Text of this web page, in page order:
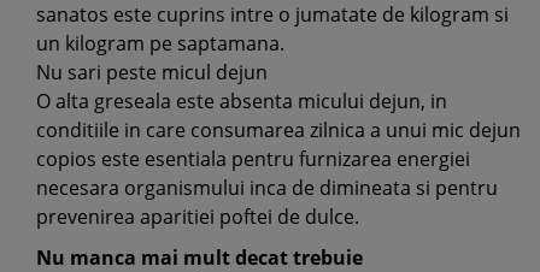
sanatos este cuprins intre o jumatate de kilogram si
un kilogram pe saptamana.
Nu sari peste micul dejun
O alta greseala este absenta micului dejun, in
conditiile in care consumarea zilnica a unui mic dejun
copios este esentiala pentru furnizarea energiei
necesara organismului inca de dimineata si pentru
prevenirea aparitiei poftei de dulce.
Nu manca mai mult decat trebuie